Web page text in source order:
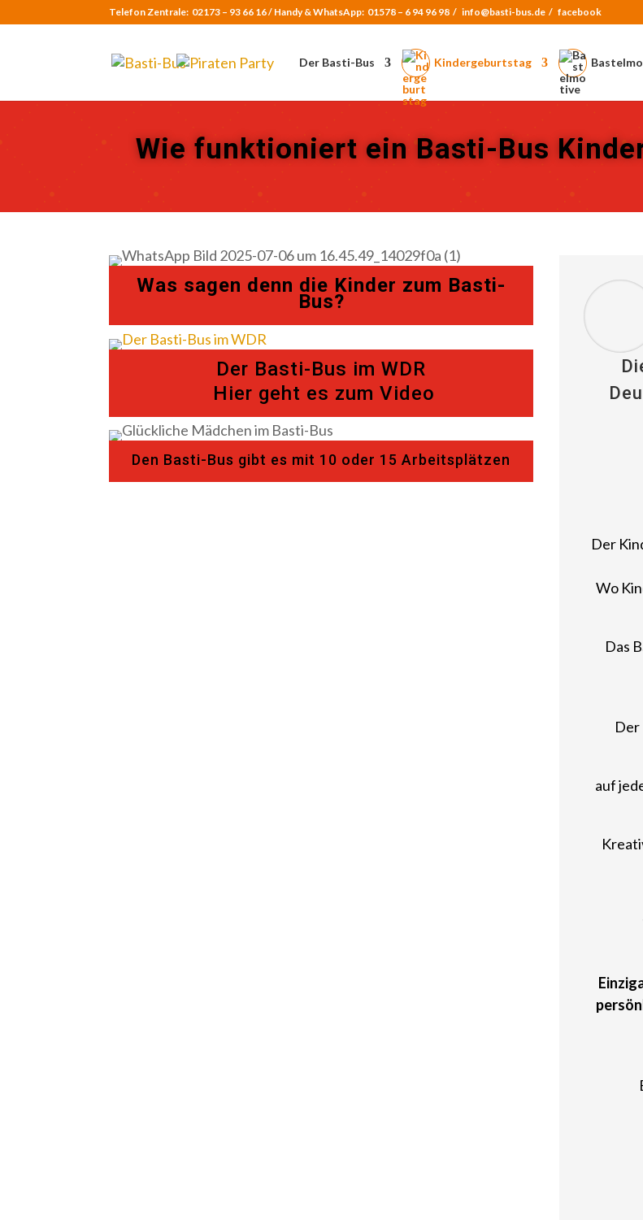
Telefon Zentrale: 02173 – 93 66 16 / Handy & WhatsApp: 01578 – 6 94 96 98 / info@basti-bus.de / facebook
Der Basti-Bus Kindergeburtstag
Wie funktioniert ein Basti-Bus
Was sagen denn die Kinder zum Basti-
Bus?
Der Basti-Bus im WDR
Hier geht es zum Video
Den Basti-Bus gibt es mit 10 oder 15 Arbeitsplätzen
Der
Wo
Das
Der
auf